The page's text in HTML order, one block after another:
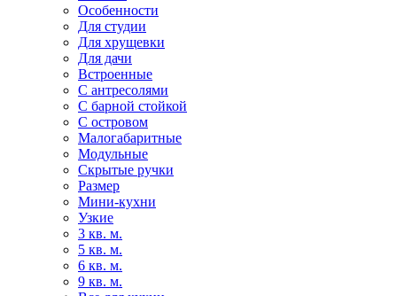
Особенности
Для студии
Для хрущевки
Для дачи
Встроенные
С антресолями
С барной стойкой
С островом
Малогабаритные
Модульные
Скрытые ручки
Размер
Мини-кухни
Узкие
3 кв. м.
5 кв. м.
6 кв. м.
9 кв. м.